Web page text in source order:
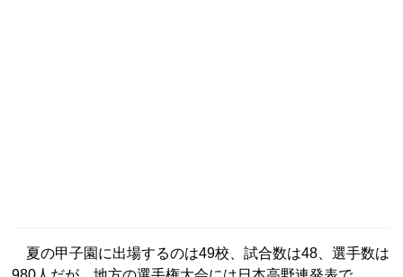
夏の甲子園に出場するのは49校、試合数は48、選手数は